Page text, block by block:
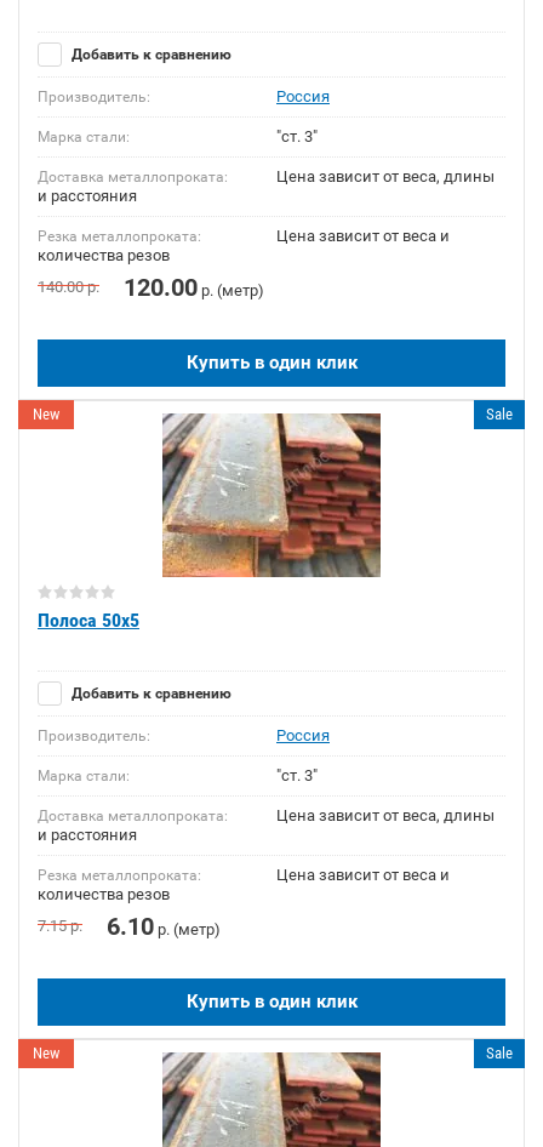
Добавить к сравнению
Производитель: Россия
Марка стали: "ст. 3"
Доставка металлопроката:
Цена зависит от веса, длины
и расстояния
Резка металлопроката:
Цена зависит от веса и
количества резов
140.00р. 120.00 р. (метр)
Купить в один клик
New Sale
Полоса 50х5
Добавить к сравнению
Производитель: Россия
Марка стали: "ст. 3"
Доставка металлопроката:
Цена зависит от веса, длины
и расстояния
Резка металлопроката:
Цена зависит от веса и
количества резов
7.15р. 6.10 р. (метр)
Купить в один клик
New Sale